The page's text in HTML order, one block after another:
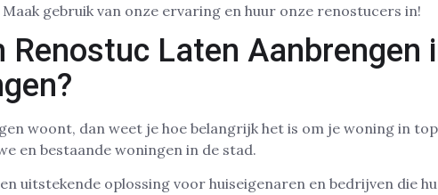
gebruik van onze ervaring en huur onze renostucers in!
Renostuc Laten Aanbrengen
woont, dan weet je hoe belangrijk het is om je woning in
en bestaande woningen in de stad.
uitstekende oplossing voor huiseigenaren en bedrijven die